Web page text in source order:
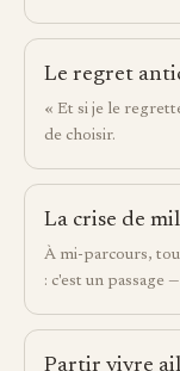
Le regret
« Et si je le
de choisir.
La crise de
À mi-parcours,
: c'est un passage
Partir vivre